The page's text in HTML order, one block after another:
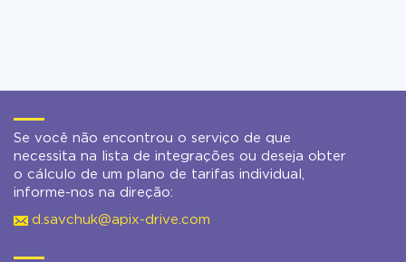
Se você não encontrou o serviço de que
necessita na lista de integrações ou deseja obter
o cálculo de um plano de tarifas individual,
informe-nos na direção:
d.savchuk@apix-drive.com